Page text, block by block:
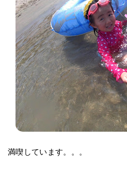
満喫しています。。。